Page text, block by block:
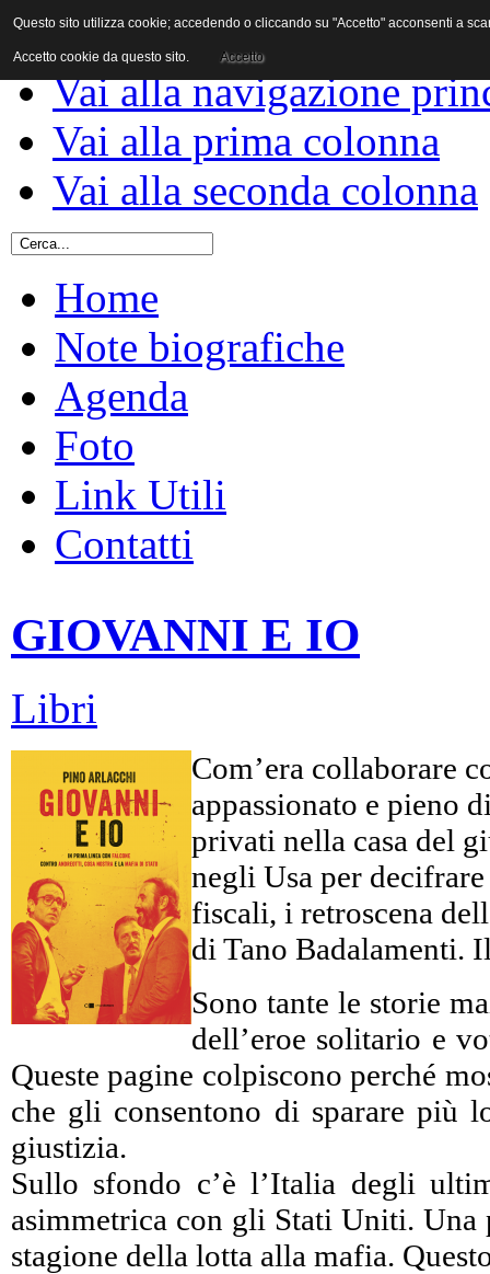
Vai al contenuto
Vai alla navigazione
Vai alla prima colonna
Vai alla seconda colonna
Home
Note biografiche
Agenda
Foto
Link Utili
Contatti
GIOVANNI E IO
Libri
Com’era collaborare
appassionato e pieno
privati nella casa del
negli Usa per
fiscali, i retroscena
di Tano Badalamenti.
Sono tante le storie
dell’eroe solitario e
Queste pagine colpiscono perché
che gli consentono di sparare più
giustizia.
Sullo sfondo c’è l’Italia degli
asimmetrica con gli Stati Uniti. Una
stagione della lotta alla mafia.
Questo sito utilizza cookie; accedendo o cliccando su "Accetto" acconsenti a
Accetto cookie da questo sito. Accetto